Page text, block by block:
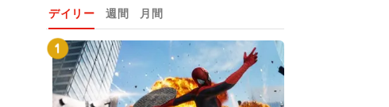
デイリー 週間 月間